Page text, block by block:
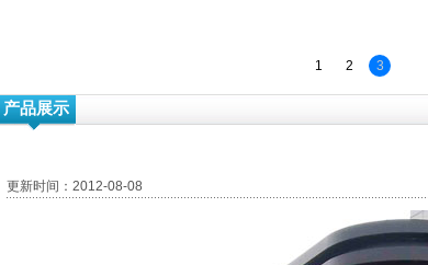
1 2 3
产品展示
更新时间：2012-08-08